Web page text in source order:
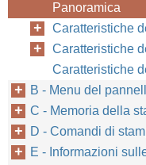
Panoramica
Caratteristiche
Caratteristiche
Caratteristiche
B - Menu del
C - Memoria della
D - Comandi di
E - Informazioni